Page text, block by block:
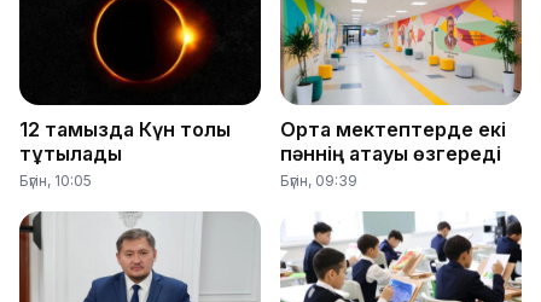
12 тамызда Күн толық
тұтылады
Бүгін, 10:05
Орта мектептерде екі
пәннің атауы өзгереді
Бүгін, 09:39